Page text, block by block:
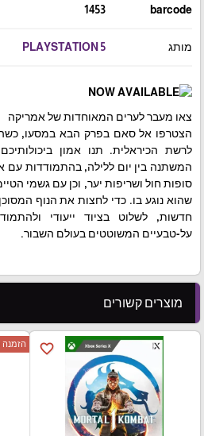
barcode
1453
מותג PLAYSTATION 5
צאו מעבר לערים המאוחדות של אמריקה
הצטרפו אל סאם בפרק הבא במסעו,
לרשת הכיראלית. תנו אמון
המשתנה בין יום ללילה, בהתמודדות עם
סופות חול ושריפות יער, וכן עם גשמי
שהוא נוגע בו. כדי לחצות את הנוף
חדשות, לשלוט בציוד ייעודי
על-טבעיים המשוטטים בעולם השבור.
מוצרים קשורים
favorite_border הזמנה